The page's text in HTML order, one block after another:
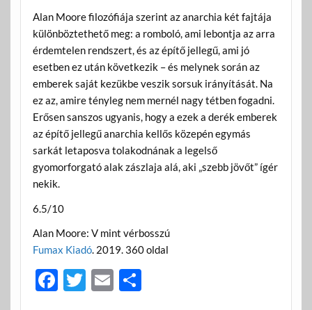
Alan Moore filozófiája szerint az anarchia két fajtája
különböztethető meg: a romboló, ami lebontja az arra
érdemtelen rendszert, és az építő jellegű, ami jó
esetben ez után következik – és melynek során az
emberek saját kezükbe veszik sorsuk irányítását. Na
ez az, amire tényleg nem mernél nagy tétben fogadni.
Erősen sanszos ugyanis, hogy a ezek a derék emberek
az építő jellegű anarchia kellős közepén egymás
sarkát letaposva tolakodnának a legelső
gyomorforgató alak zászlaja alá, aki „szebb jövőt” ígér
nekik.
6.5/10
Alan Moore: V mint vérbosszú
Fumax Kiadó. 2019. 360 oldal
F T E O